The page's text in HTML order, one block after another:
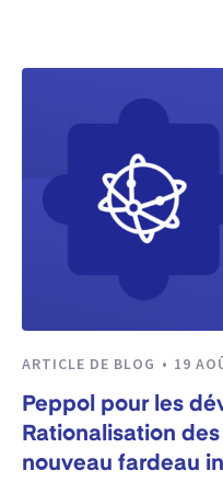
ARTICLE DE BLOG 19
Peppol pour les
Rationalisation
nouveau fardeau